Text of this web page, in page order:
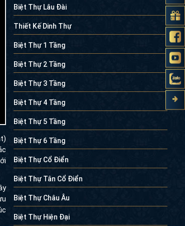
Biệt Thự Lâu Đài
Thiết Kế Dinh Thự
Biệt Thự 1 Tầng
Biệt Thự 2 Tầng
Biệt Thự 3 Tầng
Biệt Thự 4 Tầng
Biệt Thự 5 Tầng
Biệt Thự 6 Tầng
Biệt Thự Cổ Điển
Biệt Thự Tân Cổ Điển
Biệt Thự Châu Âu
Biệt Thự Hiện Đại